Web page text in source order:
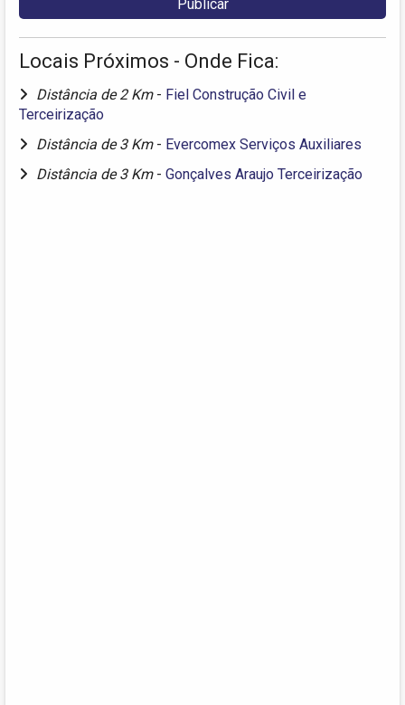
Locais Próximos - Onde Fica:
Distância de 2 Km - Fiel Construção Civil e
Terceirização
Distância de 3 Km - Evercomex Serviços Auxiliares
Distância de 3 Km - Gonçalves Araujo Terceirização